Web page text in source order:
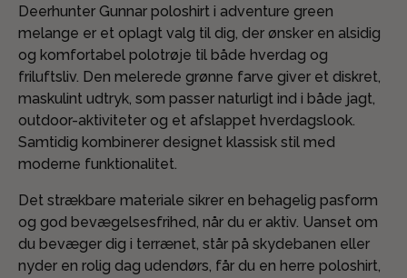
Deerhunter Gunnar poloshirt i adventure green
melange er et oplagt valg til dig, der ønsker en alsidig
og komfortabel polotrøje til både hverdag og
friluftsliv. Den melerede grønne farve giver et diskret,
maskulint udtryk, som passer naturligt ind i både jagt,
outdoor-aktiviteter og et afslappet hverdagslook.
Samtidig kombinerer designet klassisk stil med
moderne funktionalitet.
Det strækbare materiale sikrer en behagelig pasform
og god bevægelsesfrihed, når du er aktiv. Uanset om
du bevæger dig i terrænet, står på skydebanen eller
nyder en rolig dag udendørs, får du en herre poloshirt,